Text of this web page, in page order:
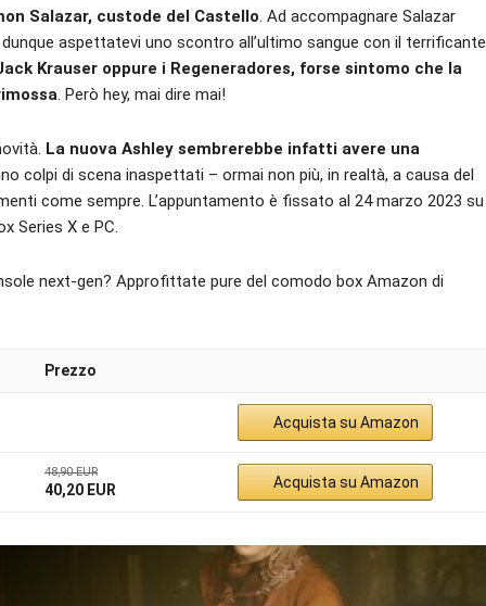
Salazar, custode del Castello. Ad accompagnare Salazar
aspettatevi uno scontro all’ultimo sangue con il terrificante
Krauser oppure i Regeneradores, forse sintomo che la
. Però hey, mai dire mai!
La nuova Ashley sembrerebbe infatti avere una
colpi di scena inaspettati – ormai non più, in realtà, a causa del
come sempre. L’appuntamento è fissato al 24 marzo 2023 su
Series X e PC.
next-gen? Approfittate pure del comodo box Amazon di
Prezzo
Acquista su Amazon
48,90 EUR
40,20 EUR Acquista su Amazon